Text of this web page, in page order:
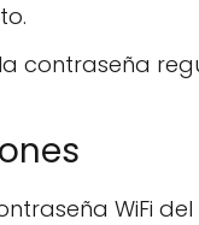
contraseña
WiFi